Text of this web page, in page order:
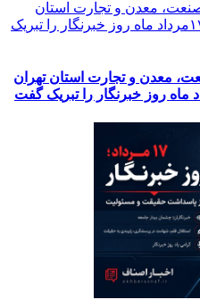
معدن و تجارت استان تهران